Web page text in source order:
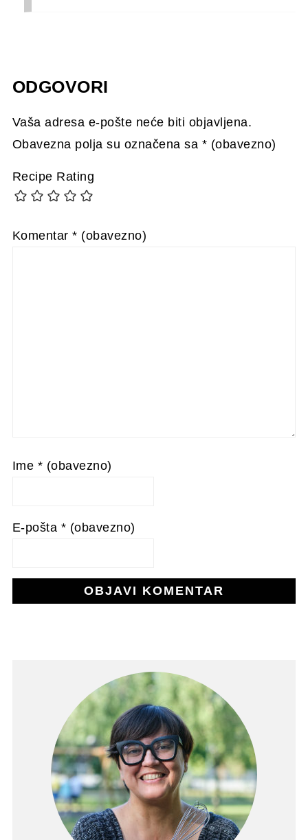
ODGOVORI
Vaša adresa e-pošte neće biti objavljena.
Obavezna polja su označena sa * (obavezno)
Recipe Rating
Komentar* (obavezno)
Ime * (obavezno)
E-pošta * (obavezno)